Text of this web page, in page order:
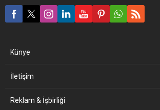
Künye
İletişim
Reklam & İşbirliği